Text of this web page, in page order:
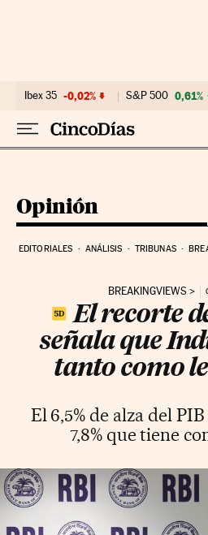
Ibex 35 -0,02% S&P 500 0,61%
Opinión
EDITORIALES ANÁLISIS TRIBUNAS
BREAKINGVIEWS
El recorte
señala que
tanto como
El 6,5% de alza del
7,8% que tiene